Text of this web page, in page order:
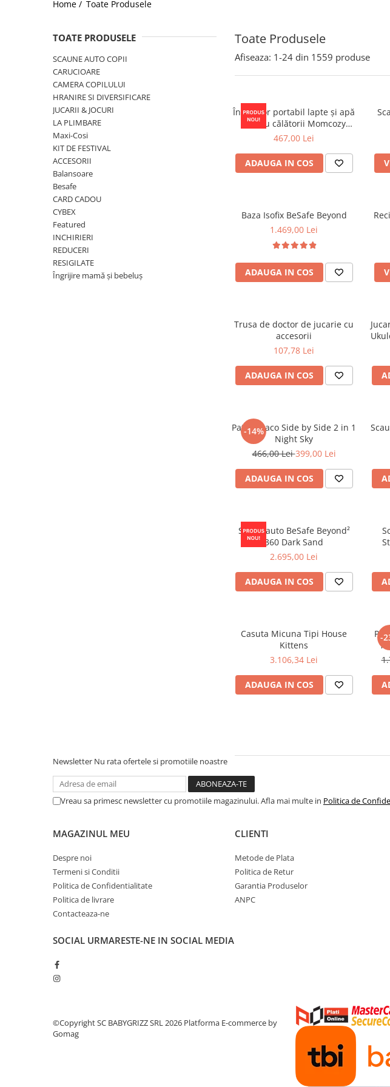
Jucarii de Sortare
Jucarii din plus
Jucarii muzicale
Jucarii pentru baie
Jucarii Senzoriale
Home / Toate Produsele
Toate Produsele
TOATE PRODUSELE
SCAUNE AUTO COPII
CARUCIOARE
CAMERA COPILULUI
HRANIRE SI DIVERSIFICARE
JUCARII & JOCURI
LA PLIMBARE
Maxi-Cosi
KIT DE FESTIVAL
ACCESORII
Balansoare
Besafe
CARD CADOU
CYBEX
Featured
INCHIRIERI
REDUCERI
RESIGILATE
Îngrijire mamă și bebeluș
Afiseaza: 1-24 din 1559 produse
Încălzitor portabil lapte și apă
pentru călătorii Momcozy
Portable Bottle Warmer
467,00 Lei
ADAUGA IN COS
Baza Isofix BeSafe Beyond
1.469,00 Lei
ADAUGA IN COS
Trusa de doctor de jucarie cu
accesorii
107,78 Lei
ADAUGA IN COS
-14%
Patut Graco Side by Side 2 in 1
Night Sky
466,00 Lei399,00 Lei
ADAUGA IN COS
Scaun auto BeSafe Beyond²
360 Dark Sand
2.695,00 Lei
ADAUGA IN COS
Casuta Micuna Tipi House
Kittens
3.106,34 Lei
ADAUGA IN COS
-
Newsletter Nu rata ofertele si promotiile noastre
Vreau sa primesc newsletter cu promotiile magazinului. Afla mai multe in Politica de
MAGAZINUL MEU
Despre noi
Termeni si Conditii
Politica de Confidentialitate
Politica de livrare
Contacteaza-ne
CLIENTI
Metode de Plata
Politica de Retur
Garantia Produselor
ANPC
SOCIAL URMARESTE-NE IN SOCIAL MEDIA
©Copyright SC BABYGRIZZ SRL 2026 Platforma E-commerce by
Gomag